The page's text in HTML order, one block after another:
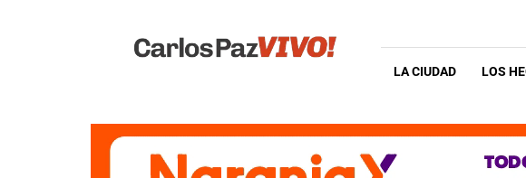
Vivo
LA CIUDAD LOS